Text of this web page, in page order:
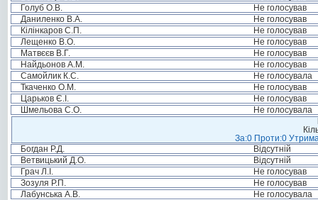
Голуб О.В.
Не голосував
Даниленко В.А.
Не голосував
Кілінкаров С.П.
Не голосував
Лещенко В.О.
Не голосував
Матвєєв В.Г.
Не голосував
Найдьонов А.М.
Не голосував
Самойлик К.С.
Не голосувала
Ткаченко О.М.
Не голосував
Царьков Є.І.
Не голосував
Шмельова С.О.
Не голосувала
За:0 Проти:0
Богдан Р.Д.
Відсутній
Ветвицький Д.О.
Відсутній
Грач Л.І.
Не голосував
Зозуля Р.П.
Не голосував
Лабунська А.В.
Не голосувала